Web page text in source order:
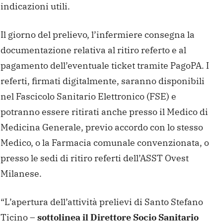
indicazioni utili.
Il giorno del prelievo, l’infermiere consegna la
documentazione relativa al ritiro referto e al
pagamento dell’eventuale ticket tramite PagoPA. I
referti, firmati digitalmente, saranno disponibili
nel Fascicolo Sanitario Elettronico (FSE) e
potranno essere ritirati anche presso il Medico di
Medicina Generale, previo accordo con lo stesso
Medico, o la Farmacia comunale convenzionata, o
presso le sedi di ritiro referti dell’ASST Ovest
Milanese.
“L’apertura dell’attività prelievi di Santo Stefano
Ticino – sottolinea il Direttore Socio Sanitario